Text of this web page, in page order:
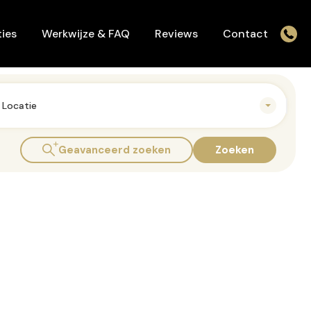
Werkwijze & FAQ Reviews Contact
Werkwijze & FAQ Reviews Contact
Locatie
Geavanceerd zoeken Zoeken